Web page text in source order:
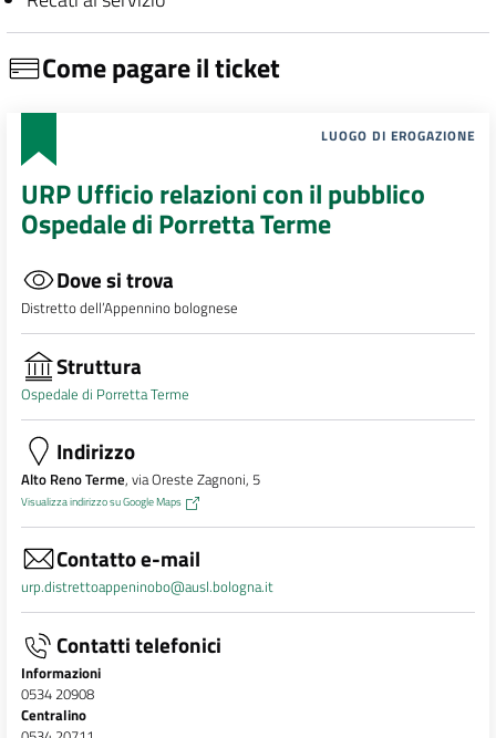
Come pagare il ticket
LUOGO DI EROGAZIONE
URP Ufficio relazioni con il pubblico
Ospedale di Porretta Terme
Dove si trova
Distretto dell’Appennino bolognese
Struttura
Ospedale di Porretta Terme
Indirizzo
Alto Reno Terme, via Oreste Zagnoni, 5
Visualizza indirizzo su Google Maps
Contatto e-mail
urp.distrettoappeninobo@ausl.bologna.it
Contatti telefonici
Informazioni
0534 20908
Centralino